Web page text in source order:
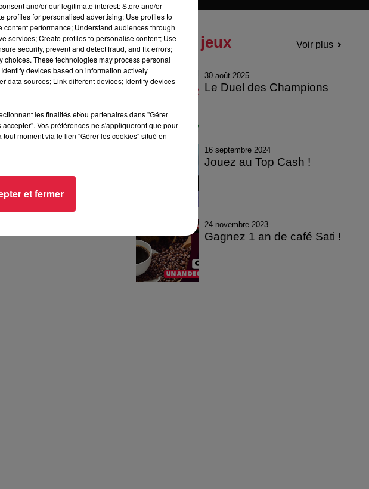
Tous les jeux Voir plus
30 août 2025
Le Duel des Champions
16 septembre 2024
Jouez au Top Cash !
24 novembre 2023
Gagnez 1 an de café Sati !
and/or our legitimate interest: Store and/or
profiles for personalised advertising; Use profiles to
performance; Understand audiences through
services; Create profiles to personalise content; Use
security, prevent and detect fraud, and fix errors;
These technologies may process personal
devices based on information actively
data sources; Link different devices; Identify devices
les finalités et/ou partenaires dans "Gérer
Vos préférences ne s'appliqueront que pour
moment via le lien "Gérer les cookies" situé en
et fermer